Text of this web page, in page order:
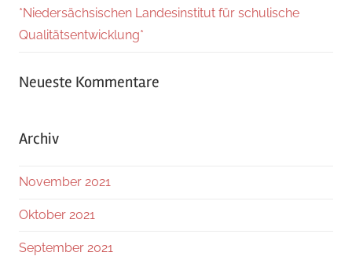
*Niedersächsischen Landesinstitut für schulische
Qualitätsentwicklung*
Neueste Kommentare
Archiv
November 2021
Oktober 2021
September 2021